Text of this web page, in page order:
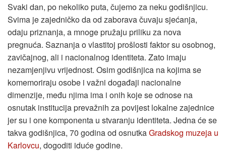
Svaki dan, po nekoliko puta, čujemo za neku godišnjicu.
Svima je zajedničko da od zaborava čuvaju sjećanja,
odaju priznanja, a mnoge pružaju priliku za nova
pregnuća. Saznanja o vlastitoj prošlosti faktor su osobnog,
zavičajnog, ali i nacionalnog identiteta. Zato imaju
nezamjenjivu vrijednost. Osim godišnjica na kojima se
komemoriraju osobe i važni događaji nacionalne
dimenzije, među njima ima i onih koje se odnose na
osnutak institucija prevažnih za povijest lokalne zajednice
jer su i one komponenta u stvaranju identiteta. Jedna će se
takva godišnjica, 70 godina od osnutkaGradskog muzeja u
Karlovcu, dogoditi iduće godine.